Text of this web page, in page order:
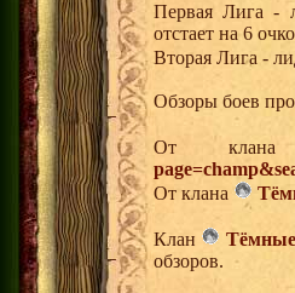
Первая Лига -
отстает на 6
Вторая Лига -
Обзоры боев
От
От клана
Клан Тёмные
обзоров.